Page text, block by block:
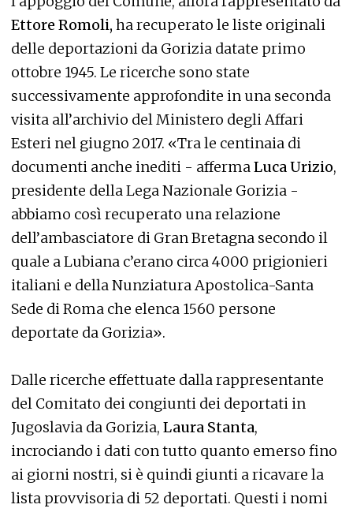
Ettore Romoli, ha recuperato le liste originali
delle deportazioni da Gorizia datate primo
ottobre 1945. Le ricerche sono state
successivamente approfondite in una seconda
visita all’archivio del Ministero degli Affari
Esteri nel giugno 2017. «Tra le centinaia di
documenti anche inediti - affermaLuca Urizio,
presidente della Lega Nazionale Gorizia -
abbiamo così recuperato una relazione
dell’ambasciatore di Gran Bretagna secondo il
quale a Lubiana c’erano circa 4000 prigionieri
italiani e della Nunziatura Apostolica-Santa
Sede di Roma che elenca 1560 persone
deportate da Gorizia».
Dalle ricerche effettuate dalla rappresentante
del Comitato dei congiunti dei deportati in
Jugoslavia da Gorizia, Laura Stanta,
incrociando i dati con tutto quanto emerso fino
ai giorni nostri, si è quindi giunti a ricavare la
lista provvisoria di 52 deportati. Questi i nomi